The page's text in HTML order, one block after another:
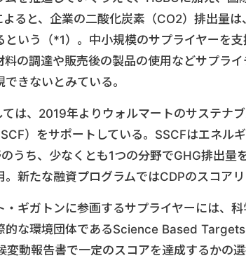
よると、企業の二酸化炭素（CO2）排出量
という（*1）。中小規模のサプライヤーを
料の調達や販売後の製品の使用などサプラ
きないとみている。
は、2019年よりウォルマートのサステナ
）をサポートしている。SSCFはエネル
うち、少なくとも1つの分野でGHG排出量
。新たな融資プログラムではCDPのスコアリ
・ギガトンに参画するサプライヤーには、
的な環境団体であるScience Based
変動報告書で一定のスコアを達成するかの選